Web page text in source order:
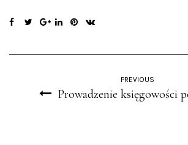
PREVIOUS
Prowadzenie księgowości